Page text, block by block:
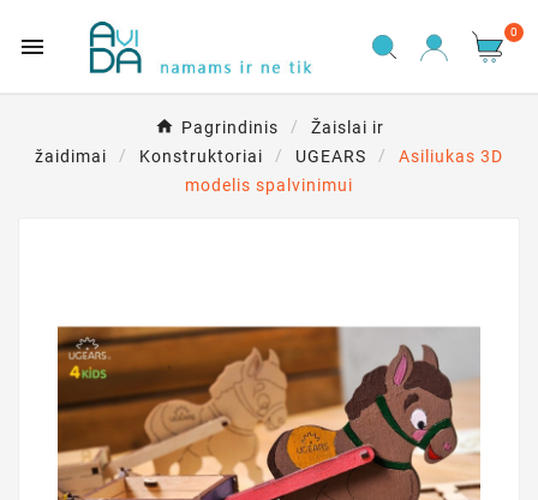

0
Pagrindinis
Žaislai ir
žaidimai
Konstruktoriai UGEARS
Asiliukas 3D
modelis spalvinimui